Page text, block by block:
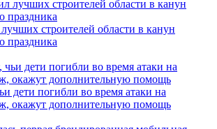
строителей области в канун
праздника
дети погибли во время атаки на
окажут дополнительную помощь